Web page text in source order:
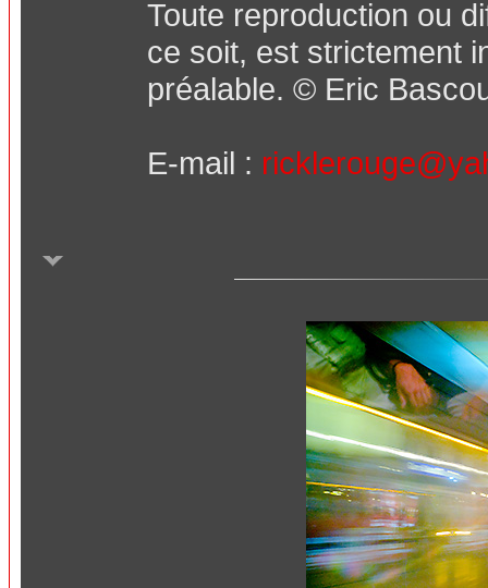
Toute reproduction ou
ce soit, est strictement
préalable. © Eric
E-mail :